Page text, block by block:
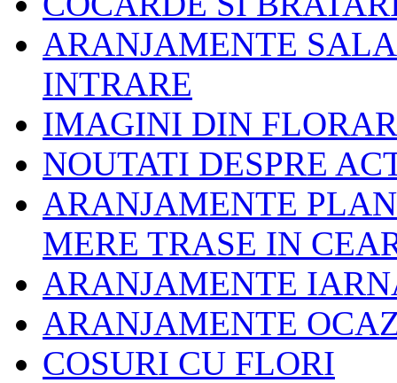
ARANJAMENTE
INTRARE
IMAGINI DIN
NOUTATI DESPRE
ARANJAMENTE
MERE TRASE IN
ARANJAMENTE
ARANJAMENTE
COSURI CU FLORI